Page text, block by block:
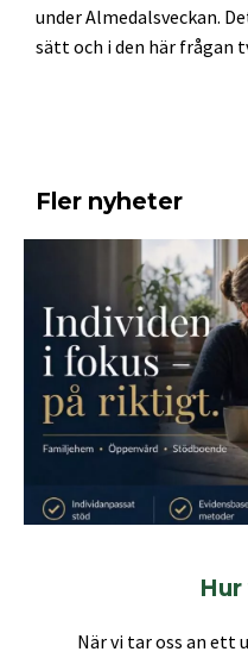
under Almedalsveckan.
sätt och i den här frågan
Fler nyheter
När vi tar oss an ett